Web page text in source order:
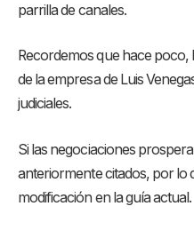
parrilla de canales.
Recordemos que hace
de la empresa de Luis
judiciales.
Si las negociaciones
anteriormente citados, por lo
modificación en la guía actual.